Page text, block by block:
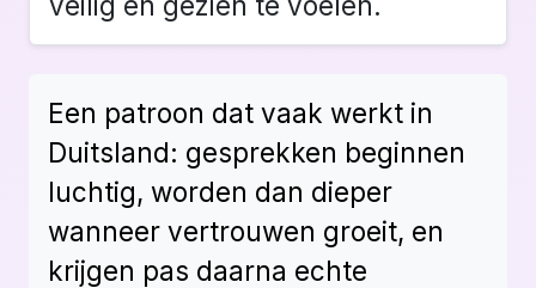
Een patroon dat vaak werkt in
Duitsland: gesprekken beginnen
luchtig, worden dan dieper
wanneer vertrouwen groeit, en
krijgen pas daarna echte